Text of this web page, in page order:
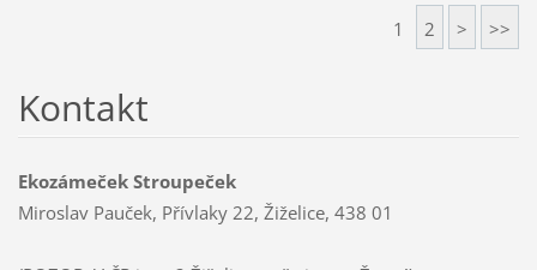
1 2 > >>
Kontakt
Ekozámeček Stroupeček
Miroslav Pauček, Přívlaky 22, Žiželice, 438 01